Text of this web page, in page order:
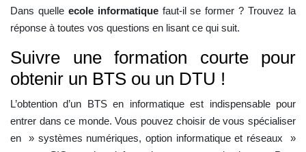
Dans quelle ecole informatiquefaut-il se former ? Trouvez la
réponse à toutes vos questions en lisant ce qui suit.
Suivre une formation courte pour
obtenir un BTS ou un DTU !
L’obtention d’un BTS en informatique est indispensable pour
entrer dans ce monde. Vous pouvez choisir de vous spécialiser
en » systèmes numériques, option informatique et réseaux »